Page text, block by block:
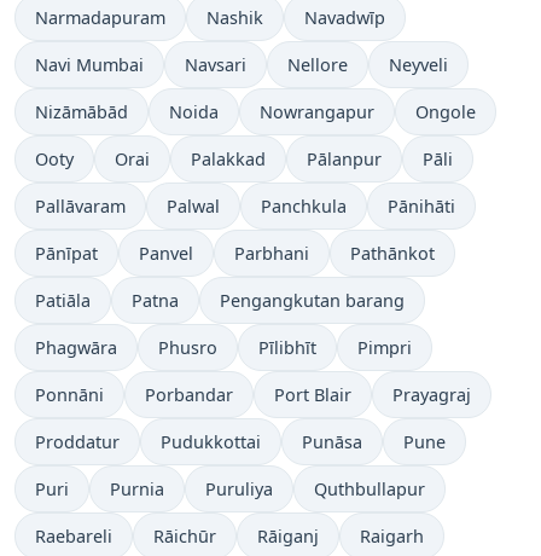
Narmadapuram Nashik Navadwīp
Navi Mumbai Navsari Nellore Neyveli
Nizāmābād Noida Nowrangapur Ongole
Ooty Orai Palakkad Pālanpur Pāli
Pallāvaram Palwal Panchkula Pānihāti
Pānīpat Panvel Parbhani Pathānkot
Patiāla Patna Pengangkutan barang
Phagwāra Phusro Pīlibhīt Pimpri
Ponnāni Porbandar Port Blair Prayagraj
Proddatur Pudukkottai Punāsa Pune
Puri Purnia Puruliya Quthbullapur
Raebareli Rāichūr Rāiganj Raigarh